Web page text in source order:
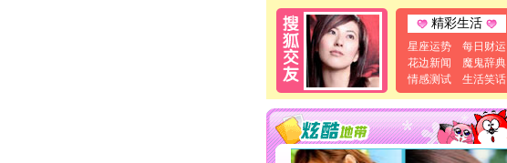
精彩生活
星座运势
每日财运
花边新闻
魔鬼辞典
情感测试
生活笑话